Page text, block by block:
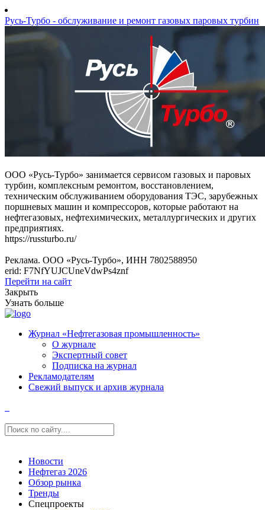
Русь-Турбо - обслуживание и ремонт газовых паровых турбин
ООО «Русь-Турбо» занимается сервисом газовых и паровых
турбин, комплексным ремонтом, восстановлением,
техническим обслуживанием оборудования ТЭС, зарубежных
поршневых машин и компрессоров, которые работают на
нефтегазовых, нефтехимических, металлургических и других
предприятиях.
https://russturbo.ru/
Реклама. ООО «Русь-Турбо», ИНН 7802588950
erid: F7NfYUJCUneVdwPs4znf
Перейти на сайт
Закрыть
Узнать больше
Журнал «Нефтегазовая промышленность»
О журнале
Экспертный совет
Подписка на журнал
Рекламодателям
Свежий выпуск и архив журнала
Новости
Нефтегаз 2026
Обзор рынка
Тренды
Спецпроекты